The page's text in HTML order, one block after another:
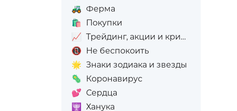
🚜 Ферма
🛍️
Покупки
📈 Трейдинг, акции и криптовалюта
📵 Не беспокоить
🌟 Знаки зодиака и звезды
🦠 Коронавирус
💕 Сердца
🕎
Ханука